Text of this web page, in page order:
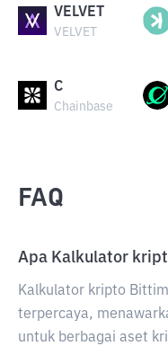
VELVET
VELVET
C
Chainbase
FAQ
Apa Kalkulator
Kalkulator kripto
terpercaya,
untuk berbagai aset